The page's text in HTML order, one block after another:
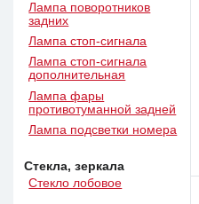
Лампа поворотников
задних
Лампа стоп-сигнала
Лампа стоп-сигнала
дополнительная
Лампа фары
противотуманной задней
Лампа подсветки номера
Стекла, зеркала
Стекло лобовое